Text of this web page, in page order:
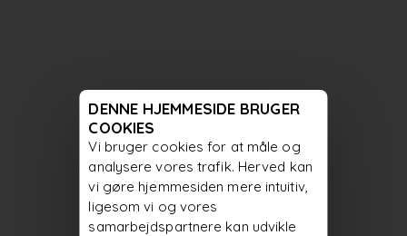
DENNE HJEMMESIDE BRUGER
COOKIES
Vi bruger cookies for at måle og
analysere vores trafik. Herved kan
vi gøre hjemmesiden mere intuitiv,
ligesom vi og vores
samarbejdspartnere kan udvikle